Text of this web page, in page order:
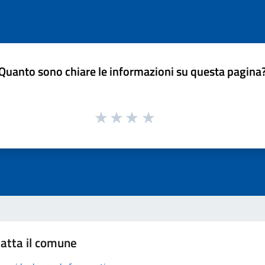
sono chiare le informazioni su questa
il comune